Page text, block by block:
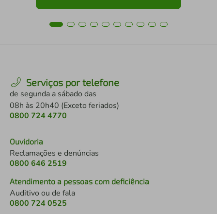
Serviços por telefone
de segunda a sábado das
08h às 20h40 (Exceto feriados)
0800 724 4770
Ouvidoria
Reclamações e denúncias
0800 646 2519
Atendimento a pessoas com deficiência
Auditivo ou de fala
0800 724 0525